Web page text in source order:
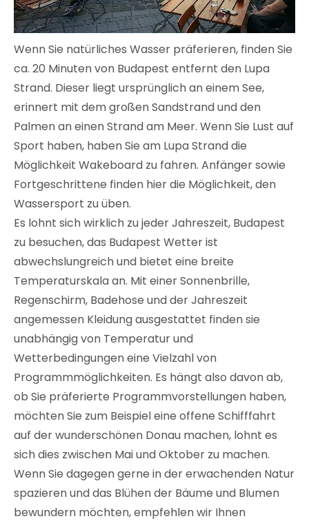
Wenn Sie natürliches Wasser präferieren, finden Sie
ca. 20 Minuten von Budapest entfernt den Lupa
Strand. Dieser liegt ursprünglich an einem See,
erinnert mit dem großen Sandstrand und den
Palmen an einen Strand am Meer. Wenn Sie Lust auf
Sport haben, haben Sie am Lupa Strand die
Möglichkeit Wakeboard zu fahren. Anfänger sowie
Fortgeschrittene finden hier die Möglichkeit, den
Wassersport zu üben.
Es lohnt sich wirklich zu jeder Jahreszeit, Budapest
zu besuchen, das Budapest Wetter ist
abwechslungreich und bietet eine breite
Temperaturskala an. Mit einer Sonnenbrille,
Regenschirm, Badehose und der Jahreszeit
angemessen Kleidung ausgestattet finden sie
unabhängig von Temperatur und
Wetterbedingungen eine Vielzahl von
Programmmöglichkeiten. Es hängt also davon ab,
ob Sie präferierte Programmvorstellungen haben,
möchten Sie zum Beispiel eine offene Schifffahrt
auf der wunderschönen Donau machen, lohnt es
sich dies zwischen Mai und Oktober zu machen.
Wenn Sie dagegen gerne in der erwachenden Natur
spazieren und das Blühen der Bäume und Blumen
bewundern möchten, empfehlen wir Ihnen